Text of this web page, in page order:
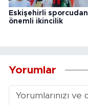
Eskişehirli sporcudan
önemli ikincilik
Yorumlar